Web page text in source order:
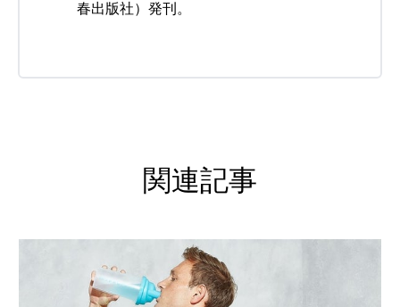
春出版社）発刊。
関連記事